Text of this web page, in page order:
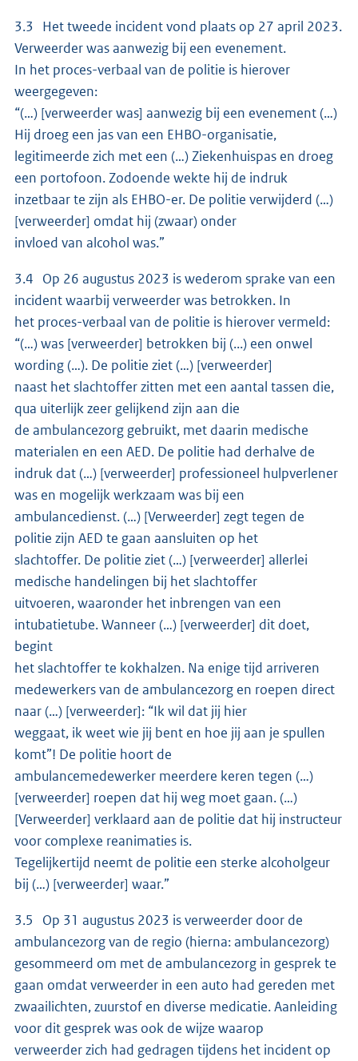
3.3 Het tweede incident vond plaats op 27 april 2023.
Verweerder was aanwezig bij een evenement.
In het proces-verbaal van de politie is hierover
weergegeven:
“(…) [verweerder was] aanwezig bij een evenement (…)
Hij droeg een jas van een EHBO-organisatie,
legitimeerde zich met een (…) Ziekenhuispas en droeg
een portofoon. Zodoende wekte hij de indruk
inzetbaar te zijn als EHBO-er. De politie verwijderd (…)
[verweerder] omdat hij (zwaar) onder
invloed van alcohol was.”
3.4 Op 26 augustus 2023 is wederom sprake van een
incident waarbij verweerder was betrokken. In
het proces-verbaal van de politie is hierover vermeld:
“(…) was [verweerder] betrokken bij (...) een onwel
wording (…). De politie ziet (…) [verweerder]
naast het slachtoffer zitten met een aantal tassen die,
qua uiterlijk zeer gelijkend zijn aan die
de ambulancezorg gebruikt, met daarin medische
materialen en een AED. De politie had derhalve de
indruk dat (…) [verweerder] professioneel hulpverlener
was en mogelijk werkzaam was bij een
ambulancedienst. (…) [Verweerder] zegt tegen de
politie zijn AED te gaan aansluiten op het
slachtoffer. De politie ziet (…) [verweerder] allerlei
medische handelingen bij het slachtoffer
uitvoeren, waaronder het inbrengen van een
intubatietube. Wanneer (…) [verweerder] dit doet,
begint
het slachtoffer te kokhalzen. Na enige tijd arriveren
medewerkers van de ambulancezorg en roepen direct
naar (…) [verweerder]: “Ik wil dat jij hier
weggaat, ik weet wie jij bent en hoe jij aan je spullen
komt”! De politie hoort de
ambulancemedewerker meerdere keren tegen (…)
[verweerder] roepen dat hij weg moet gaan. (…)
[Verweerder] verklaard aan de politie dat hij instructeur
voor complexe reanimaties is.
Tegelijkertijd neemt de politie een sterke alcoholgeur
bij (…) [verweerder] waar.”
3.5 Op 31 augustus 2023 is verweerder door de
ambulancezorg van de regio (hierna: ambulancezorg)
gesommeerd om met de ambulancezorg in gesprek te
gaan omdat verweerder in een auto had gereden met
zwaailichten, zuurstof en diverse medicatie. Aanleiding
voor dit gesprek was ook de wijze waarop
verweerder zich had gedragen tijdens het incident op